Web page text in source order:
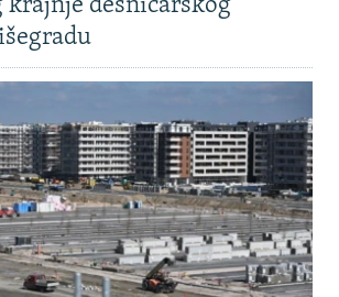
krajnje desničarskog